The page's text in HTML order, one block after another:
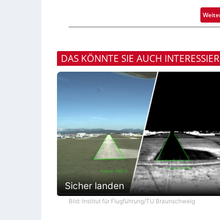
DAS KÖNNTE SIE AUCH
Sicher landen
Bild: Institut für Flugführung/TU Braunschweig